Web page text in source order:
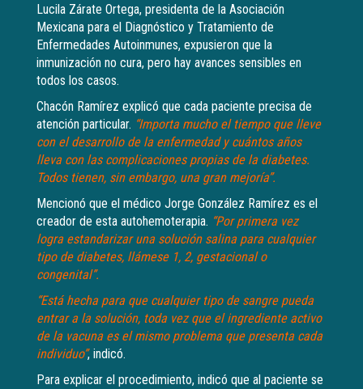
Lucila Zárate Ortega, presidenta de la Asociación
Mexicana para el Diagnóstico y Tratamiento de
Enfermedades Autoinmunes, expusieron que la
inmunización no cura, pero hay avances sensibles en
todos los casos.
Chacón Ramírez explicó que cada paciente precisa de
atención particular. “Importa mucho el tiempo que lleve
con el desarrollo de la enfermedad y cuántos años
lleva con las complicaciones propias de la diabetes.
Todos tienen, sin embargo, una gran mejoría”.
Mencionó que el médico Jorge González Ramírez es el
creador de esta autohemoterapia. “Por primera vez
logra estandarizar una solución salina para cualquier
tipo de diabetes, llámese 1, 2, gestacional o
congenital”.
“Está hecha para que cualquier tipo de sangre pueda
entrar a la solución, toda vez que el ingrediente activo
de la vacuna es el mismo problema que presenta cada
individuo”, indicó.
Para explicar el procedimiento, indicó que al paciente se